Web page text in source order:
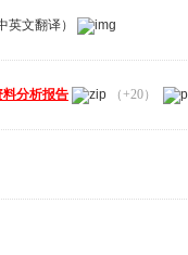
文翻译）
分析报告 （+20）